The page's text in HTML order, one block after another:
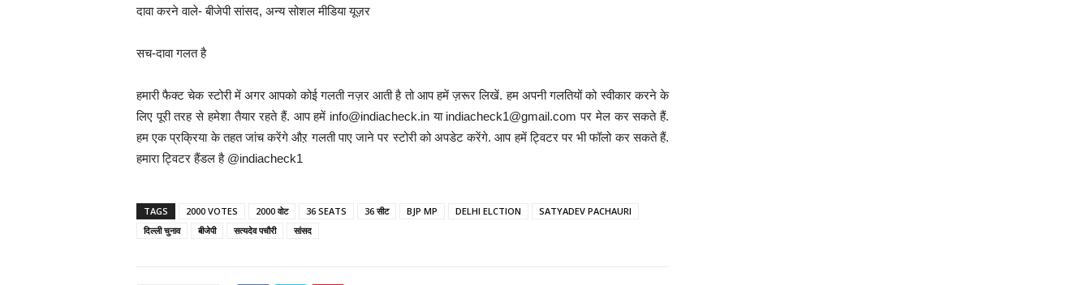
दावा करने वाले- बीजेपी सांसद, अन्य सोशल मीडिया यूज़र
सच-दावा गलत है
हमारी फैक्ट चेक स्टोरी में अगर आपको कोई गलती नज़र आती है तो आप हमें ज़रूर लिखें. हम अपनी गलतियों को स्वीकार करने के
लिए पूरी तरह से हमेशा तैयार रहते हैं. आप हमें info@indiacheck.in या indiacheck1@gmail.com पर मेल कर सकते हैं.
हम एक प्रक्रिया के तहत जांच करेंगे औऱ गलती पाए जाने पर स्टोरी को अपडेट करेंगे. आप हमें ट्विटर पर भी फॉलो कर सकते हैं.
हमारा ट्विटर हैंडल है @indiacheck1
TAGS 2000 VOTES 2000 वोट 36 SEATS 36 सीट BJP MP DELHI ELCTION
SATYADEV PACHAURI
दिल्ली चुनाव
बीजेपी सत्यदेव पचौरी सांसद